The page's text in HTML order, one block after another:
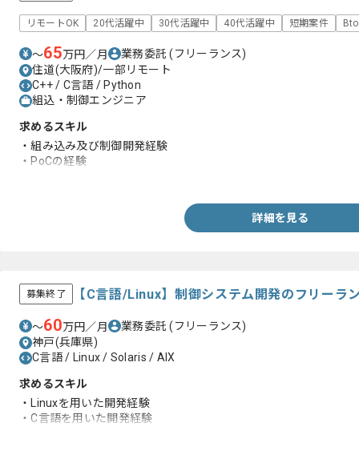
リモートOK 20代活躍中 30代活躍中 40代活躍中 短期案件
〜65万円／月 業務委託(フリーランス)
住道(大阪府)/一部リモート
C++ / C言語 / Python
組込・制御エンジニア
求めるスキル
・組み込み及び制御開発経験
・PoCの経験
詳細を見る
募集終了 【C言語/Linux】制御システム開発のフリーラ
〜60万円／月 業務委託(フリーランス)
神戸(兵庫県)
C言語 / Linux / Solaris / AIX
求めるスキル
・Linuxを用いた開発経験
・C言語を用いた開発経験